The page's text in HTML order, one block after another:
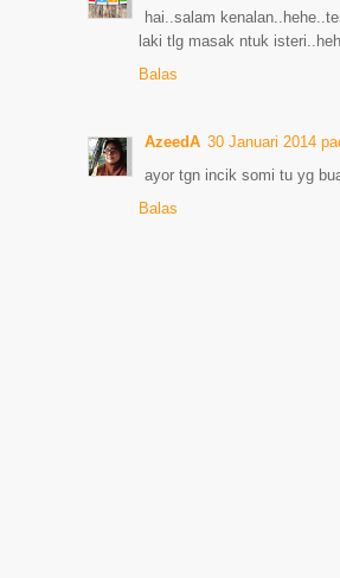
hai..salam
laki tlg masak ntuk
Balas
AzeedA 30 Januari 2014
ayor tgn incik somi tu yg
Balas